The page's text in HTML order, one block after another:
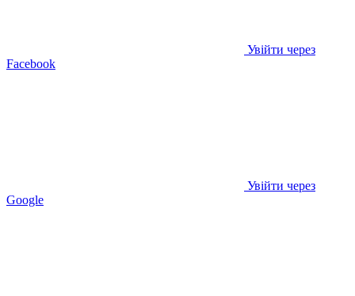
Увійти через
Facebook
Увійти через
Google